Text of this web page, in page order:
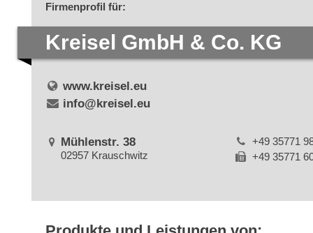
Firmenprofil für:
Kreisel GmbH & Co. KG
www.kreisel.eu
info@kreisel.eu
Mühlenstr. 38
02957 Krauschwitz
+49 35771
+49 35771